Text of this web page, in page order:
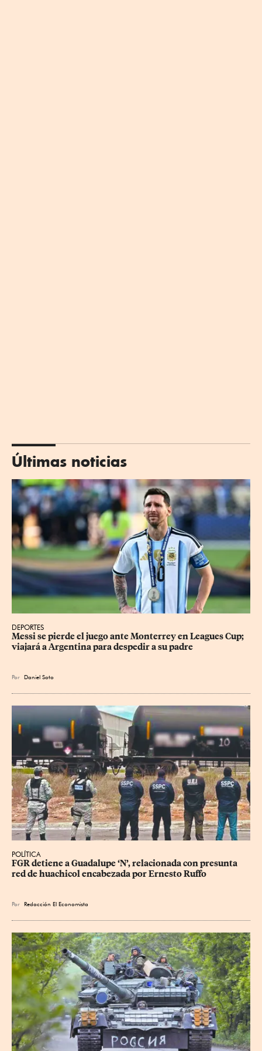
Últimas noticias
DEPORTES
Messi se pierde el juego ante Monterrey en Leagues Cup;
viajará a Argentina para despedir a su padre
Por Daniel Soto
POLÍTICA
FGR detiene a Guadalupe ‘N’, relacionada con presunta
red de huachicol encabezada por Ernesto Ruffo
Por Redacción El Economista